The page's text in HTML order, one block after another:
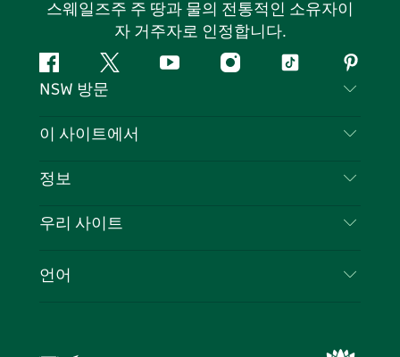
스웨일즈주 주 땅과 물의 전통적인 소유자이
자 거주자로 인정합니다.
페
이
북
지
다
유
인
틱
핀
터
스
NSW 방문
문의하기
쿠키 고지
이 사이트에서
목적지
이벤트
정보
여행 정보
뉴사우스웨일즈주 의 사업
우리 사이트
언어